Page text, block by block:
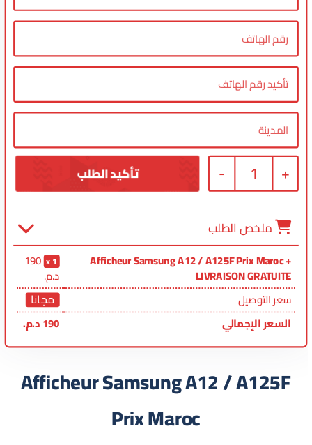
+
1
-
ملخص الطلب
Afficheur Samsung A12 / A125F Prix Maroc +
LIVRAISON GRATUITE
1
190
د.م.
سعر التوصيل
مجانا
السعر الإجمالي 190د.م.
Afficheur Samsung A12 / A125F
Prix Maroc